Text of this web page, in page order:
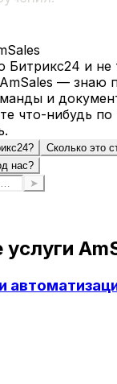
Битрикс24 и не
— знаю
и
что-нибудь
Сколько это
нас?
➤